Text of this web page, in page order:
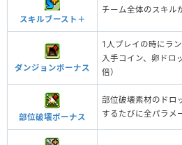
スキルブースト＋
チーム全体のスキル
ダンジョンボーナス
1人プレイの時にラ
入手コイン、卵ドロ
倍）
部位破壊ボーナス
部位破壊素材のドロ
するたびに全パラメ